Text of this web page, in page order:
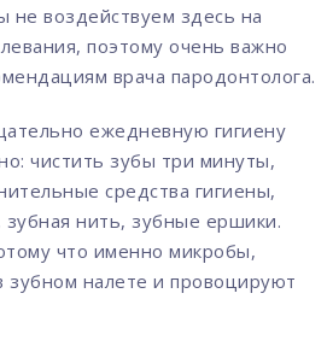
не воздействуем здесь на
поэтому очень важно
врача пародонтолога.
ежедневную гигиену
чистить зубы три минуты,
средства гигиены,
зубная нить, зубные ершики.
что именно микробы,
зубном налете и провоцируют